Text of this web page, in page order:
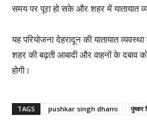
समय पर पूरा हो सके और शहर में यातायात
यह परियोजना देहरादून की यातायात
शहर की बढ़ती आबादी और वाहनों के दबाव
होगी।
TAGS pushkar singh dhami पुष्कर